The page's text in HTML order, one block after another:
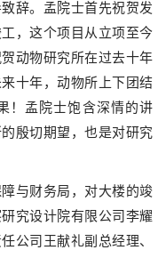
辞。孟院士首先祝贺发
，这个项目从立项至今
动物研究所在过去十年
十年，动物所上下团结
！孟院士饱含深情的讲
殷切期望，也是对研究
与财务局，对大楼的竣
究设计院有限公司李耀
公司王献礼副总经理、